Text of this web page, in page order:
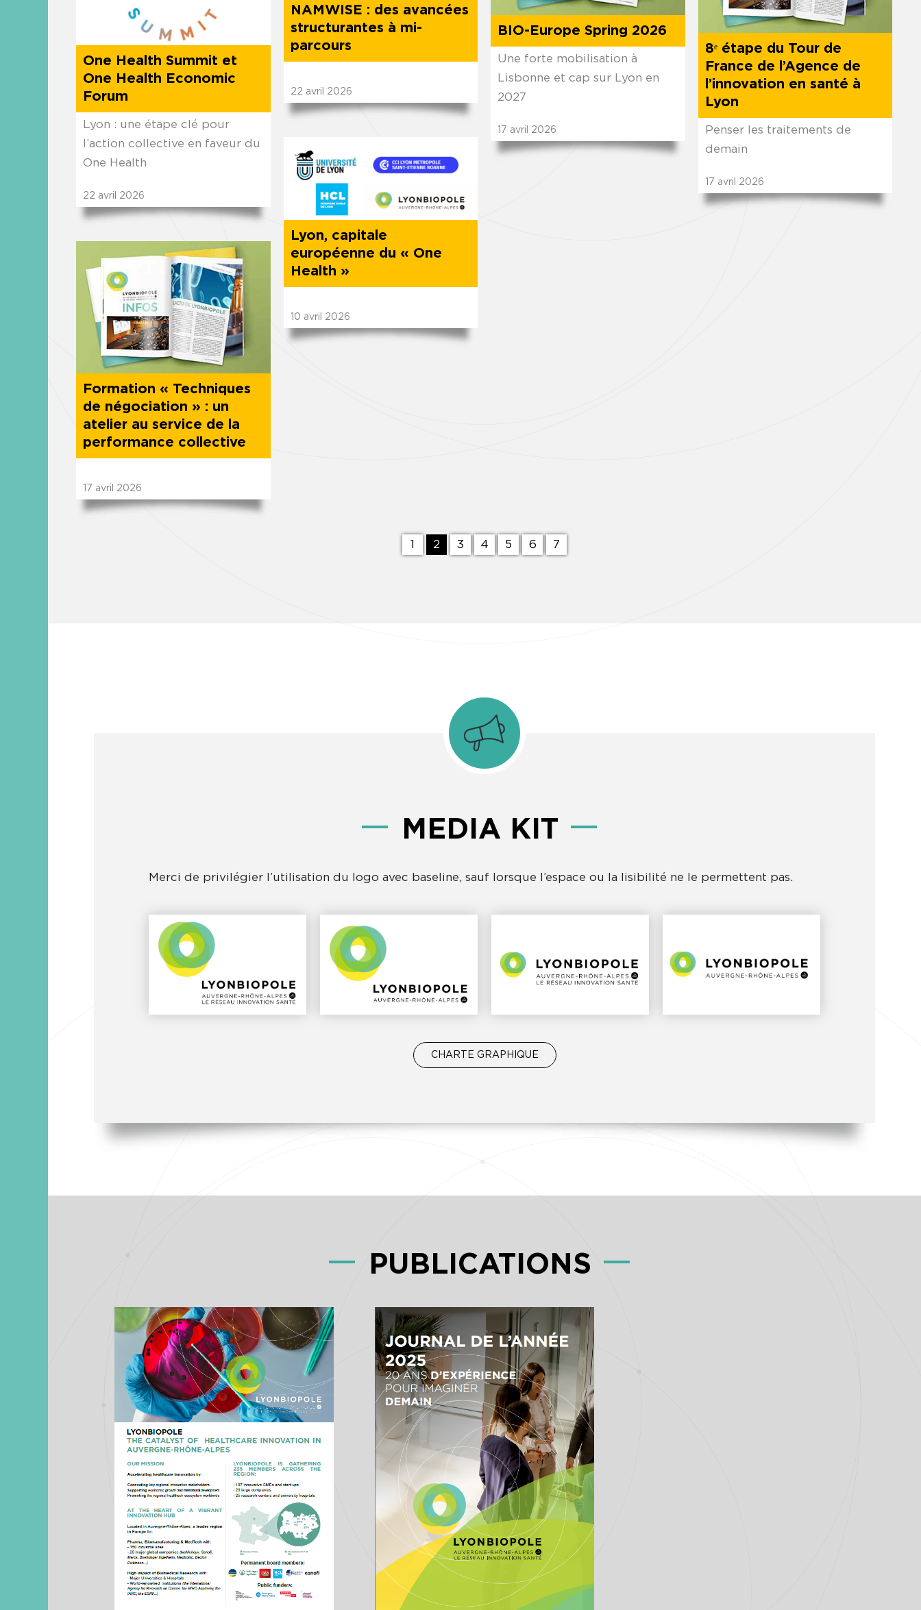
22 avril 2026
One Health Summit et
One Health Economic
Forum
Lyon : une étape clé pour
l’action collective en faveur du
One Health
22 avril 2026
NAMWISE : des avancées
structurantes à mi-
parcours
17 avril 2026
BIO-Europe Spring 2026
Une forte mobilisation à
Lisbonne et cap sur Lyon en
2027
17 avril 2026
8ᵉ étape du Tour de
France de l’Agence de
l’innovation en santé à
Lyon
Penser les traitements de
demain
17 avril 2026
Formation « Techniques
de négociation » : un
atelier au service de la
performance collective
10 avril 2026
Lyon, capitale
européenne du « One
Health »
1 2 3 4 5 6 7
MEDIA KIT
Merci de privilégier l’utilisation du logo avec baseline, sauf lorsque l’espace ou la lisibilité ne le permettent pas.
CHARTE GRAPHIQUE
PUBLICATIONS